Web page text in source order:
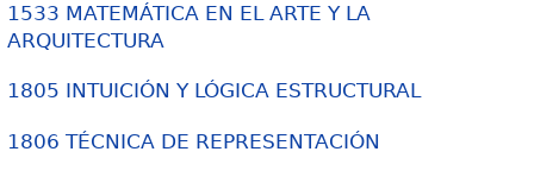
1533 MATEMÁTICA EN EL ARTE Y LA
ARQUITECTURA
1805 INTUICIÓN Y LÓGICA ESTRUCTURAL
1806 TÉCNICA DE REPRESENTACIÓN